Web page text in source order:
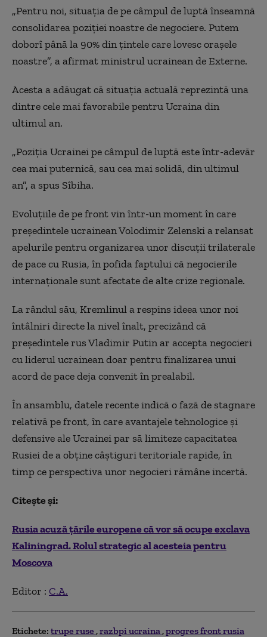
„Pentru noi, situația de pe câmpul de luptă înseamnă
consolidarea poziției noastre de negociere. Putem
doborî până la 90% din țintele care lovesc orașele
noastre”, a afirmat ministrul ucrainean de Externe.
Acesta a adăugat că situația actuală reprezintă una
dintre cele mai favorabile pentru Ucraina din
ultimul an.
„Poziția Ucrainei pe câmpul de luptă este într-adevăr
cea mai puternică, sau cea mai solidă, din ultimul
an”, a spus Sîbiha.
Evoluțiile de pe front vin într-un moment în care
președintele ucrainean Volodimir Zelenski a relansat
apelurile pentru organizarea unor discuții trilaterale
de pace cu Rusia, în pofida faptului că negocierile
internaționale sunt afectate de alte crize regionale.
La rândul său, Kremlinul a respins ideea unor noi
întâlniri directe la nivel înalt, precizând că
președintele rus Vladimir Putin ar accepta negocieri
cu liderul ucrainean doar pentru finalizarea unui
acord de pace deja convenit în prealabil.
În ansamblu, datele recente indică o fază de stagnare
relativă pe front, în care avantajele tehnologice și
defensive ale Ucrainei par să limiteze capacitatea
Rusiei de a obține câștiguri teritoriale rapide, în
timp ce perspectiva unor negocieri rămâne incertă.
Citește și:
Rusia acuză țările europene că vor să ocupe exclava
Kaliningrad. Rolul strategic al acesteia pentru
Moscova
Editor : C.A.
Etichete: trupe ruse razbpi ucraina progres front rusia